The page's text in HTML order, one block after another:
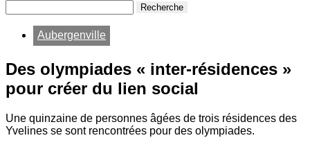
Aubergenville
Des olympiades « inter-résidences »
pour créer du lien social
Une quinzaine de personnes âgées de trois résidences des
Yvelines se sont rencontrées pour des olympiades.